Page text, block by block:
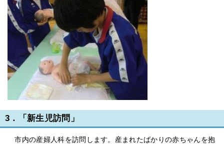
3．「新生児訪問」
市内の産婦人科を訪問します。産まれたばかりの赤ちゃんを抱